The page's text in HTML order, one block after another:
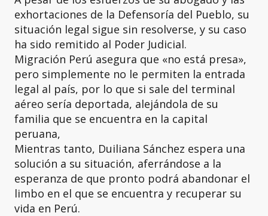
exhortaciones de la Defensoría del Pueblo, su
situación legal sigue sin resolverse, y su caso
ha sido remitido al Poder Judicial.
Migración Perú asegura que «no está presa»,
pero simplemente no le permiten la entrada
legal al país, por lo que si sale del terminal
aéreo sería deportada, alejándola de su
familia que se encuentra en la capital
peruana,
Mientras tanto, Duiliana Sánchez espera una
solución a su situación, aferrándose a la
esperanza de que pronto podrá abandonar el
limbo en el que se encuentra y recuperar su
vida en Perú.